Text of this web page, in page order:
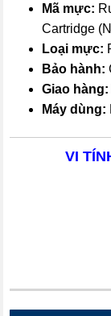
Mã mực:
Cartridge
Loại mực:
Bảo hành:
Giao hàng:
Máy dùng:
VI